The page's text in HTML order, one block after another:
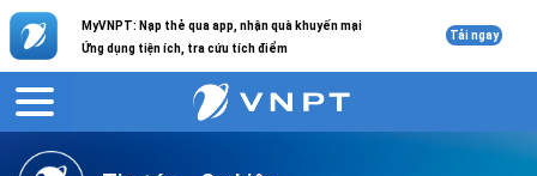
MyVNPT: Nạp thẻ qua app, nhận quà khuyến mại
Ứng dụng tiện ích, tra cứu tích điểm
Tải ngay
VNPT Tin tức